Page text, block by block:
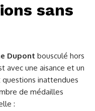
sans
Dupont bousculé hors
avec une aisance et un
inattendues
de médailles
: